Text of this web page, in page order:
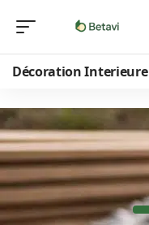
Décoration Interieure